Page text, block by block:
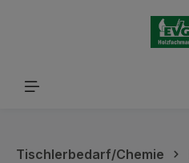
Tischlerbedarf/Chemie